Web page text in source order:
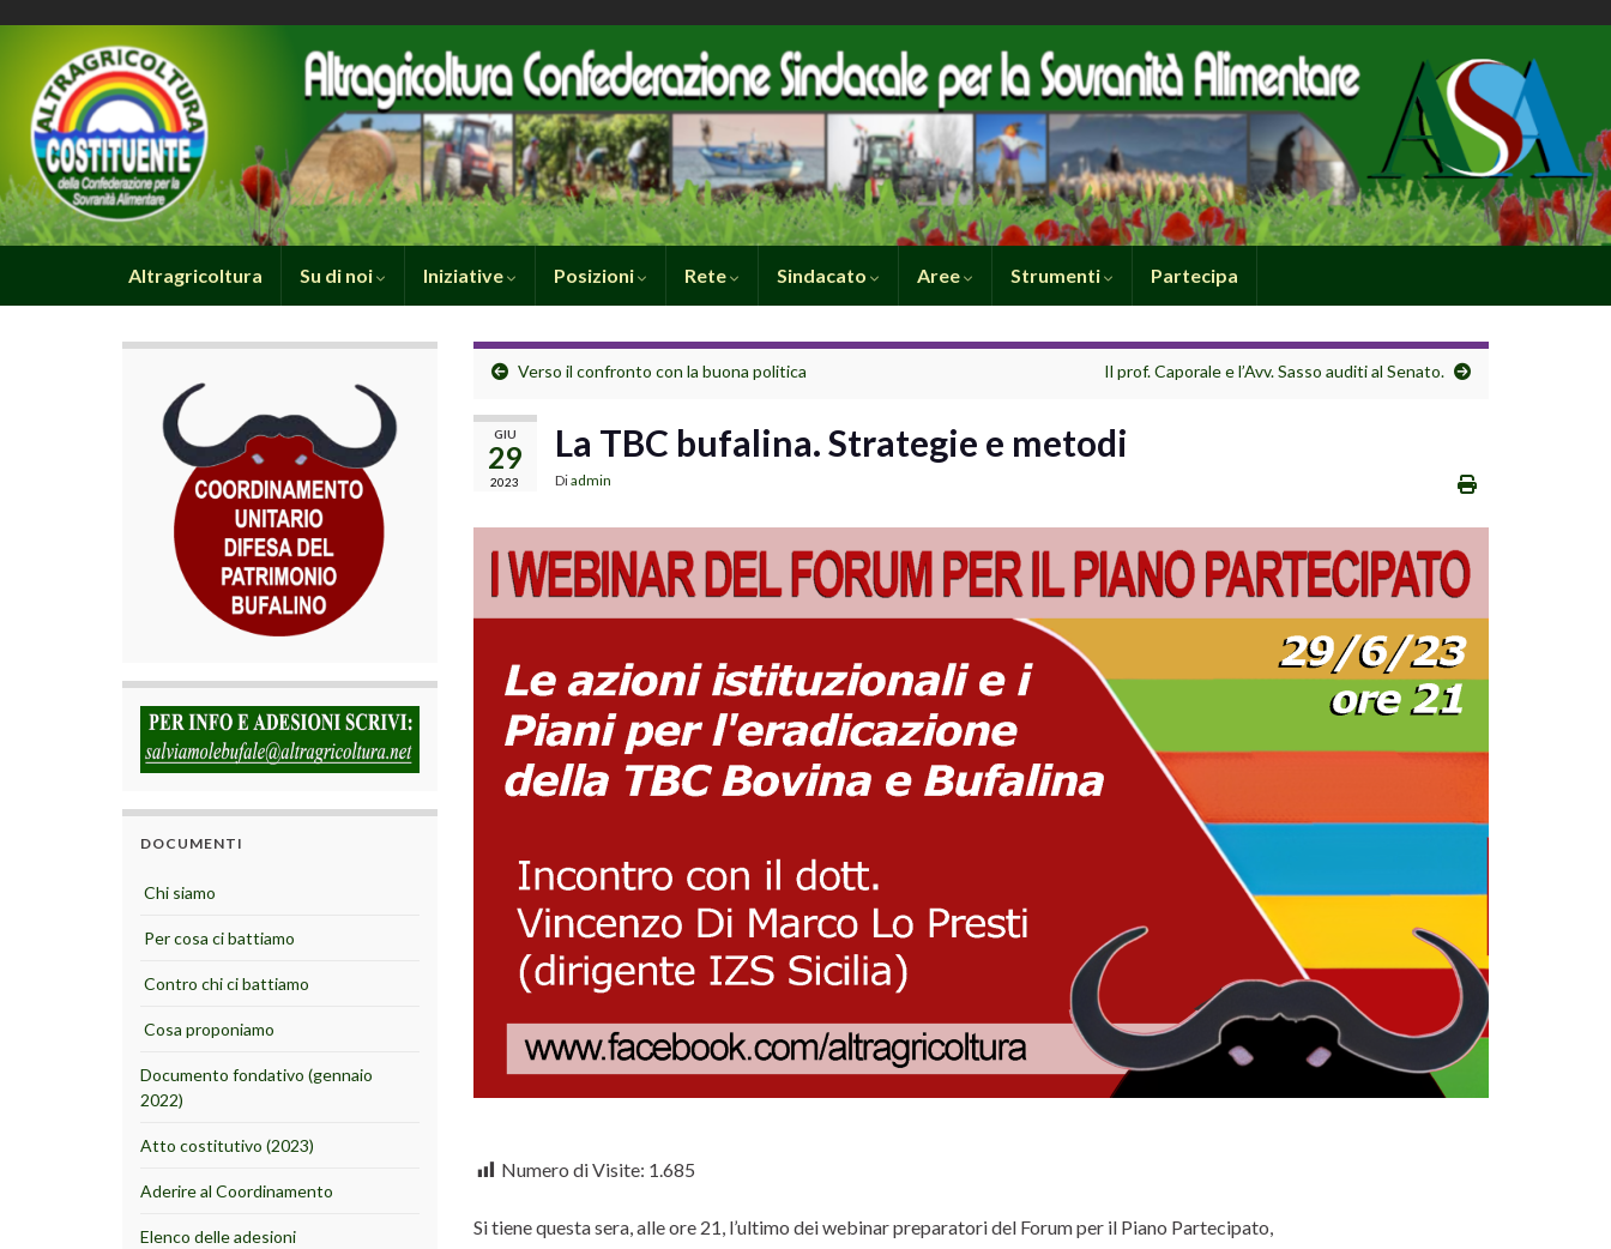
Altragricoltura Su di noi Iniziative Posizioni Rete Sindacato Aree Strumenti Partecipa
Verso il confronto con la buona politica Il prof. Caporale e l’Avv. Sasso auditi al Senato.
GIU
29
2023
La TBC bufalina. Strategie e metodi
Diadmin
Numero di Visite: 1.685
Si tiene questa sera, alle ore 21, l’ultimo dei webinar preparatori del Forum per il Piano Partecipato,
DOCUMENTI
Chi siamo
Per cosa ci battiamo
Contro chi ci battiamo
Cosa proponiamo
Documento fondativo (gennaio
2022)
Atto costitutivo (2023)
Aderire al Coordinamento
Elenco delle adesioni